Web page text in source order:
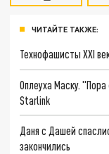
ЧИТАЙТЕ ТАКЖЕ:
Технофашисты XXI
Оплеуха Маску.
Starlink
Даня с Дашей
закончились